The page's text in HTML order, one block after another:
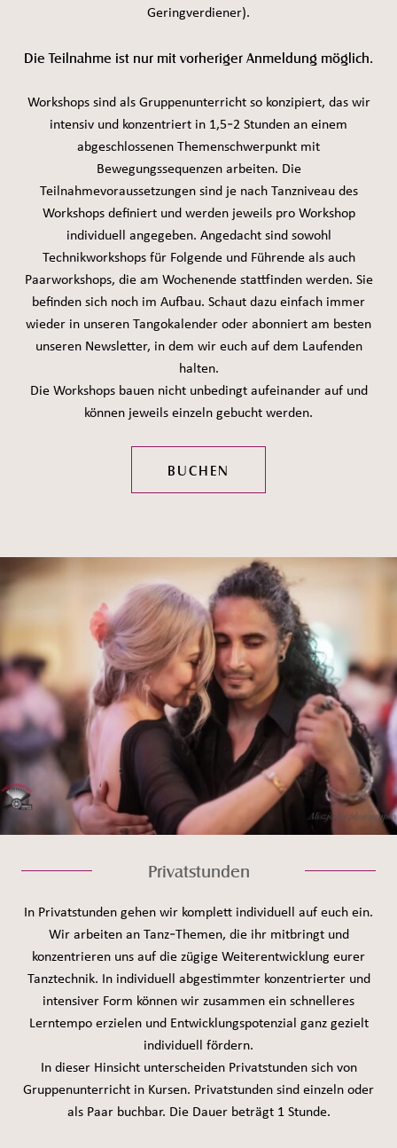
Geringverdiener).
Die Teilnahme ist nur mit vorheriger Anmeldung möglich.
Workshops sind als Gruppenunterricht so konzipiert, das wir
intensiv und konzentriert in 1,5-2 Stunden an einem
abgeschlossenen Themenschwerpunkt mit
Bewegungssequenzen arbeiten. Die
Teilnahmevoraussetzungen sind je nach Tanzniveau des
Workshops definiert und werden jeweils pro Workshop
individuell angegeben. Angedacht sind sowohl
Technikworkshops für Folgende und Führende als auch
Paarworkshops, die am Wochenende stattfinden werden. Sie
befinden sich noch im Aufbau. Schaut dazu einfach immer
wieder in unseren Tangokalender oder abonniert am besten
unseren Newsletter, in dem wir euch auf dem Laufenden
halten.
Die Workshops bauen nicht unbedingt aufeinander auf und
können jeweils einzeln gebucht werden.
BUCHEN
Privatstunden
In Privatstunden gehen wir komplett individuell auf euch ein.
Wir arbeiten an Tanz-Themen, die ihr mitbringt und
konzentrieren uns auf die zügige Weiterentwicklung eurer
Tanztechnik. In individuell abgestimmter konzentrierter und
intensiver Form können wir zusammen ein schnelleres
Lerntempo erzielen und Entwicklungspotenzial ganz gezielt
individuell fördern.
In dieser Hinsicht unterscheiden Privatstunden sich von
Gruppenunterricht in Kursen. Privatstunden sind einzeln oder
als Paar buchbar. Die Dauer beträgt 1 Stunde.